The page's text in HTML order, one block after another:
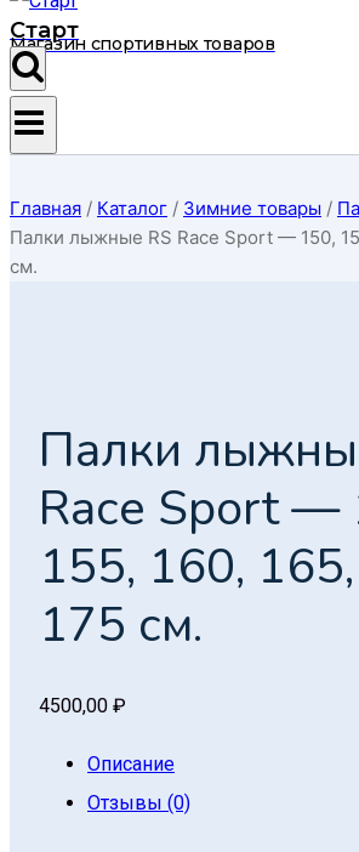
Старт
Магазин спортивных товаров
Главная / Каталог / Зимние товары /
Палки лыжные RS Race Sport — 150,
см.
Палки
Race Sport —
155, 160,
175 см.
4500,00 ₽
Описание
Отзывы (0)